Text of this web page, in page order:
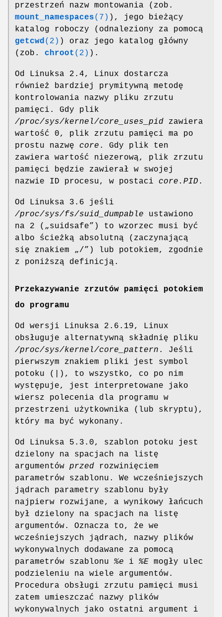
przestrzeń nazw montowania (zob.
mount_namespaces(7) ), jego bieżący
katalog roboczy (odnaleziony za pomocą
getcwd(2) ) oraz jego katalog główny
(zob. chroot (2) ).
Od Linuksa 2.4, Linux dostarcza
również bardziej prymitywną metodę
kontrolowania nazwy pliku zrzutu
pamięci. Gdy plik
/proc/sys/kernel/core_uses_pid zawiera
wartość 0, plik zrzutu pamięci ma po
prostu nazwę core . Gdy plik ten
zawiera wartość niezerową, plik zrzutu
pamięci będzie zawierał w swojej
nazwie ID procesu, w postaci core.PID.
Od Linuksa 3.6 jeśli
/proc/sys/fs/suid_dumpable ustawiono
na 2 („suidsafe”) to wzorzec musi być
albo ścieżką absolutną (zaczynającą
się znakiem „/”) lub potokiem, zgodnie
z poniższą definicją.
Przekazywanie zrzutów pamięci potokiem
do programu
Od wersji Linuksa 2.6.19, Linux
obsługuje alternatywną składnię pliku
/proc/sys/kernel/core_pattern . Jeśli
pierwszym znakiem pliki jest symbol
potoku (
), to wszystko, co po nim
występuje, jest interpretowane jako
wiersz polecenia dla programu w
przestrzeni użytkownika (lub skryptu),
który ma być wykonany.
Od Linuksa 5.3.0, szablon potoku jest
dzielony na spacjach na listę
argumentów przed rozwinięciem
parametrów szablonu. We wcześniejszych
jądrach parametry szablonu były
najpierw rozwijane, a wynikowy łańcuch
był dzielony na spacjach na listę
argumentów. Oznacza to, że we
wcześniejszych jądrach, nazwy plików
wykonywalnych dodawane za pomocą
parametrów szablonu %e i %E mogły ulec
podzieleniu na wiele argumentów.
Procedura obsługi zrzutu pamięci musi
zatem umieszczać nazwy plików
wykonywalnych jako ostatni argument i